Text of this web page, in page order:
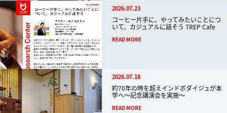
2026.07.23
コーヒー片手に、やってみたいことにつ
いて、カジュアルに話そう TREP Cafe
READ MORE
2026.07.18
約70年の時を超えインドボダイジュが本
学へ～記念講演会を実施～
READ MORE